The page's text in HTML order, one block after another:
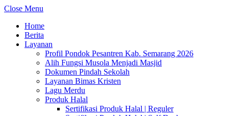
Close Menu
Home
Berita
Layanan
Profil Pondok Pesantren Kab. Semarang 2026
Alih Fungsi Musola Menjadi Masjid
Dokumen Pindah Sekolah
Layanan Bimas Kristen
Lagu Merdu
Produk Halal
Sertifikasi Produk Halal | Reguler